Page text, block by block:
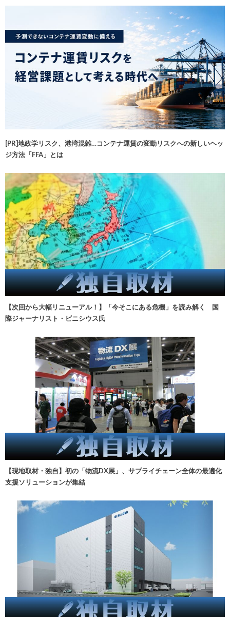
[PR]地政学リスク、港湾混雑…コンテナ運賃の変動リスクへの新しいヘッ
ジ方法「FFA」とは
【次回から大幅リニューアル！】「今そこにある危機」を読み解く 国
際ジャーナリスト・ビニシウス氏
【現地取材・独自】初の「物流DX展」、サプライチェーン全体の最適化
支援ソリューションが集結